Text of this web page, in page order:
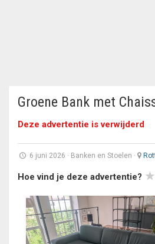
Groene Bank met
Deze advertentie is verwijderd
6 juni 2026 · Banken en Stoelen ·
Hoe vind je deze advertentie?